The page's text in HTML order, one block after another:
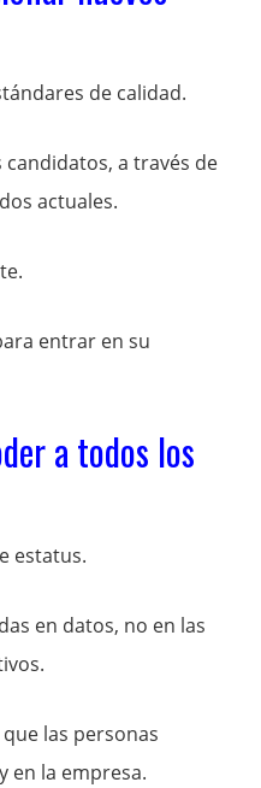
de calidad.
a través de
actuales.
entrar en su
a todos los
estatus.
en datos, no en las
las personas
en la empresa.